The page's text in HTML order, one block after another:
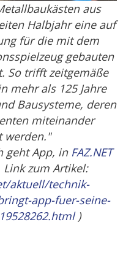
aus
Halbjahr eine auf
für die mit dem
gebauten
So trifft zeit­gemäße
mehr als 125 Jahre
Bausysteme, deren
miteinander
werden."
geht App, in FAZ.NET
Link zum Artikel:
aktuell/technik-
app-fuer-seine-
)